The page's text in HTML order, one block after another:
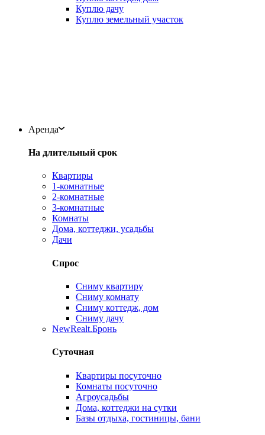
Куплю дачу
Куплю земельный участок
Аренда
На длительный срок
Квартиры
1-комнатные
2-комнатные
3-комнатные
Комнаты
Дома, коттеджи, усадьбы
Дачи
Спрос
Сниму квартиру
Сниму комнату
Сниму коттедж, дом
Сниму дачу
NewRealt.Бронь
Суточная
Квартиры посуточно
Комнаты посуточно
Агроусадьбы
Дома, коттеджи на сутки
Базы отдыха, гостиницы, бани